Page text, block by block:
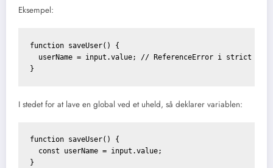
Eksempel:
function saveUser() {
  userName = input.value; // ReferenceError i strict mode
}
I stedet for at lave en global ved et uheld, så deklarer variablen:
function saveUser() {
  const userName = input.value;
}